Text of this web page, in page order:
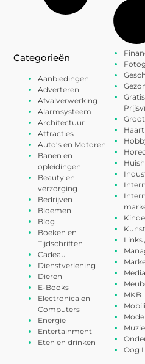
Categorieën
Aanbiedingen
Adverteren
Afvalverwerking
Alarmsysteem
Architectuur
Attracties
Auto’s en Motoren
Banen en
opleidingen
Beauty en
verzorging
Bedrijven
Bloemen
Blog
Boeken en
Tijdschriften
Cadeau
Dienstverlening
Dieren
E-Books
Electronica en
Computers
Energie
Entertainment
Eten en drinken
Links
Media
MKB
Oog